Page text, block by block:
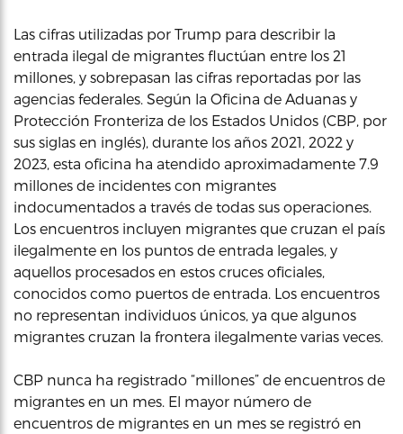
Las cifras utilizadas por Trump para describir la
entrada ilegal de migrantes fluctúan entre los 21
millones, y sobrepasan las cifras reportadas por las
agencias federales. Según la Oficina de Aduanas y
Protección Fronteriza de los Estados Unidos (CBP, por
sus siglas en inglés), durante los años 2021, 2022 y
2023, esta oficina ha atendido aproximadamente 7.9
millones de incidentes con migrantes
indocumentados a través de todas sus operaciones.
Los encuentros incluyen migrantes que cruzan el país
ilegalmente en los puntos de entrada legales, y
aquellos procesados en estos cruces oficiales,
conocidos como puertos de entrada. Los encuentros
no representan individuos únicos, ya que algunos
migrantes cruzan la frontera ilegalmente varias veces.
CBP nunca ha registrado “millones” de encuentros de
migrantes en un mes. El mayor número de
encuentros de migrantes en un mes se registró en